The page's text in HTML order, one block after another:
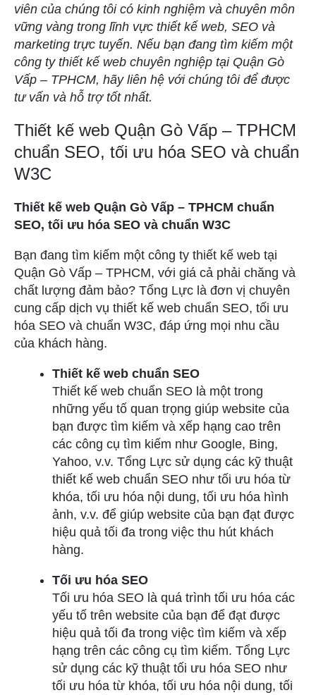
viên của chúng tôi có kinh nghiệm và chuyên môn
vững vàng trong lĩnh vực thiết kế web, SEO và
marketing trực tuyến. Nếu bạn đang tìm kiếm một
công ty thiết kế web chuyên nghiệp tại Quận Gò
Vấp – TPHCM, hãy liên hệ với chúng tôi để được
tư vấn và hỗ trợ tốt nhất.
Thiết kế web Quận Gò Vấp – TPHCM
chuẩn SEO, tối ưu hóa SEO và chuẩn
W3C
Thiết kế web Quận Gò Vấp – TPHCM chuẩn
SEO, tối ưu hóa SEO và chuẩn W3C
Bạn đang tìm kiếm một công ty thiết kế web tại
Quận Gò Vấp – TPHCM, với giá cả phải chăng và
chất lượng đảm bảo? Tổng Lực là đơn vị chuyên
cung cấp dịch vụ thiết kế web chuẩn SEO, tối ưu
hóa SEO và chuẩn W3C, đáp ứng mọi nhu cầu
của khách hàng.
Thiết kế web chuẩn SEO
Thiết kế web chuẩn SEO là một trong
những yếu tố quan trọng giúp website của
bạn được tìm kiếm và xếp hạng cao trên
các công cụ tìm kiếm như Google, Bing,
Yahoo, v.v. Tổng Lực sử dụng các kỹ thuật
thiết kế web chuẩn SEO như tối ưu hóa từ
khóa, tối ưu hóa nội dung, tối ưu hóa hình
ảnh, v.v. để giúp website của bạn đạt được
hiệu quả tối đa trong việc thu hút khách
hàng.
Tối ưu hóa SEO
Tối ưu hóa SEO là quá trình tối ưu hóa các
yếu tố trên website của bạn để đạt được
hiệu quả tối đa trong việc tìm kiếm và xếp
hạng trên các công cụ tìm kiếm. Tổng Lực
sử dụng các kỹ thuật tối ưu hóa SEO như
tối ưu hóa từ khóa, tối ưu hóa nội dung, tối